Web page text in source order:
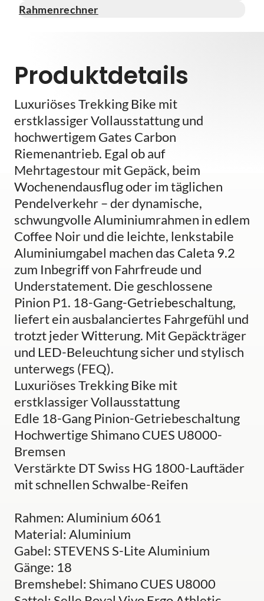
Rahmenrechner
Produktdetails
Luxuriöses Trekking Bike mit
erstklassiger Vollausstattung und
hochwertigem Gates Carbon
Riemenantrieb. Egal ob auf
Mehrtagestour mit Gepäck, beim
Wochenendausflug oder im täglichen
Pendelverkehr – der dynamische,
schwungvolle Aluminiumrahmen in edlem
Coffee Noir und die leichte, lenkstabile
Aluminiumgabel machen das Caleta 9.2
zum Inbegriff von Fahrfreude und
Understatement. Die geschlossene
Pinion P1. 18-Gang-Getriebeschaltung,
liefert ein ausbalanciertes Fahrgefühl und
trotzt jeder Witterung. Mit Gepäckträger
und LED-Beleuchtung sicher und stylisch
unterwegs (FEQ).
Luxuriöses Trekking Bike mit
erstklassiger Vollausstattung
Edle 18-Gang Pinion-Getriebeschaltung
Hochwertige Shimano CUES U8000-
Bremsen
Verstärkte DT Swiss HG 1800-Lauftäder
mit schnellen Schwalbe-Reifen
Rahmen: Aluminium 6061
Material: Aluminium
Gabel: STEVENS S-Lite Aluminium
Gänge: 18
Bremshebel: Shimano CUES U8000